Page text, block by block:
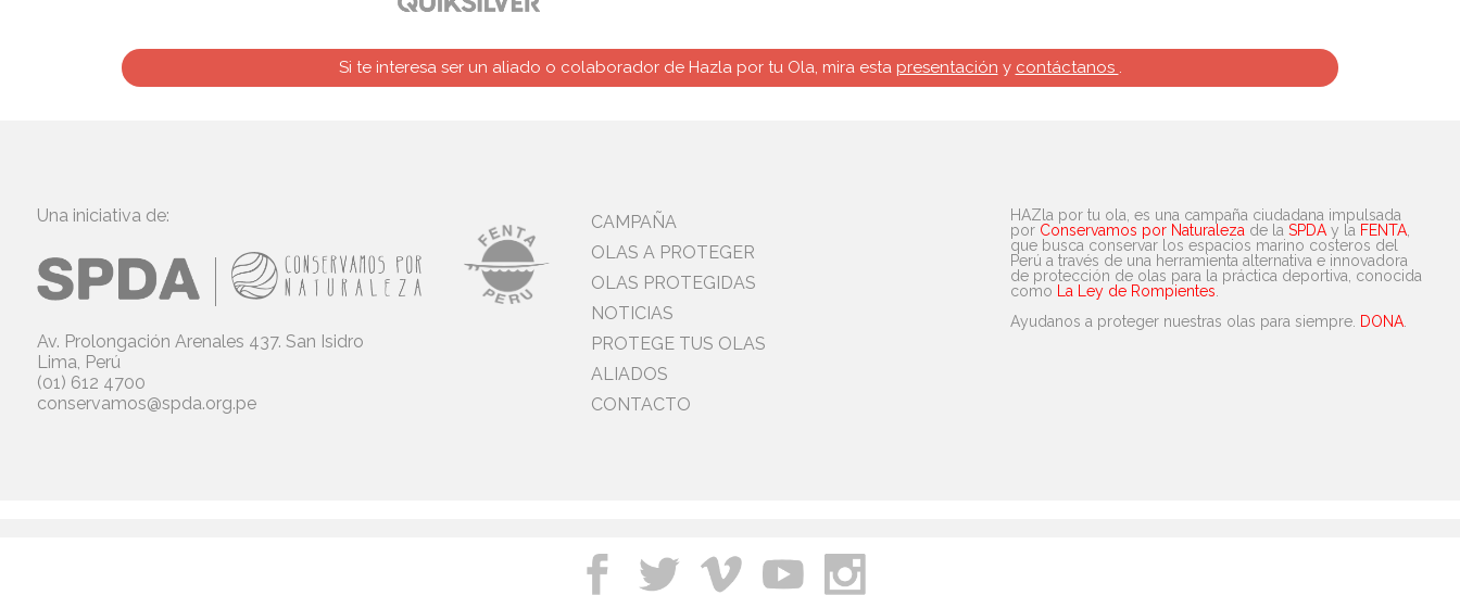
Si te interesa ser un aliado o colaborador de Hazla por tu Ola, mira esta presentación y contáctanos .
Una iniciativa de:
Av. Prolongación Arenales 437. San Isidro
Lima, Perú
(01) 612 4700
conservamos@spda.org.pe
CAMPAÑA
OLAS A PROTEGER
OLAS PROTEGIDAS
NOTICIAS
PROTEGE TUS OLAS
ALIADOS
CONTACTO
HAZla por tu ola, es una campaña ciudadana impulsada
por Conservamos por Naturaleza de laSPDA y la FENTA
que busca conservar los espacios marino costeros del
Perú a través de una herramienta alternativa e innovadora
de protección de olas para la práctica deportiva, conocida
como
La Ley de Rompientes
Ayudanos a proteger nuestras olas para siempre. DONA